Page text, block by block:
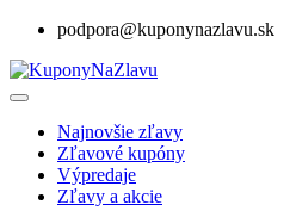
podpora@kuponynazlavu.sk
Najnovšie zľavy
Zľavové kupóny
Výpredaje
Zľavy a akcie